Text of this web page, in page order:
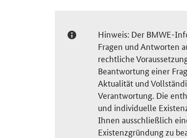
Hinweis: Der BMWE-
Fragen und Antworten
rechtliche
Beantwortung einer
Aktualität und
Verantwortung. Die
und individuelle
Ihnen ausschließlich
Existenzgründung zu